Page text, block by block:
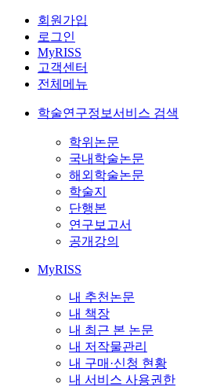
회원가입
로그인
MyRISS
고객센터
전체메뉴
학술연구정보서비스 검색
학위논문
국내학술논문
해외학술논문
학술지
단행본
연구보고서
공개강의
MyRISS
내 추천논문
내 책장
내 최근 본 논문
내 저작물관리
내 구매·신청 현황
내 서비스 사용권한